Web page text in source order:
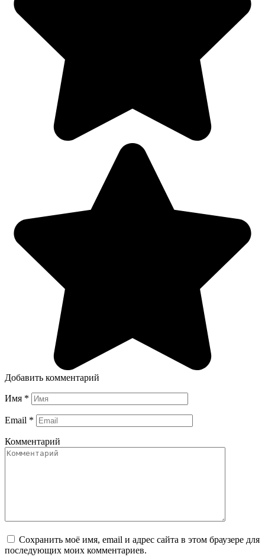
Добавить комментарий
Имя *
Email *
Комментарий
Сохранить моё имя, email и адрес сайта в этом браузере для
последующих моих комментариев.